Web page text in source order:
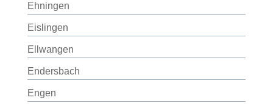
Ehningen
Eislingen
Ellwangen
Endersbach
Engen